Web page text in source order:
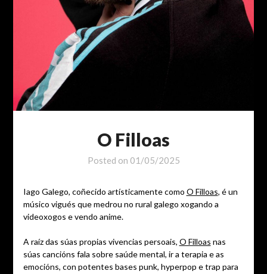
O Filloas
Posted on 01/05/2025
Iago Galego, coñecido artísticamente como O Filloas, é un
músico vigués que medrou no rural galego xogando a
videoxogos e vendo anime.
A raíz das súas propias vivencias persoais, O Filloas nas
súas cancións fala sobre saúde mental, ir a terapia e as
emocións, con potentes bases punk, hyperpop e trap para